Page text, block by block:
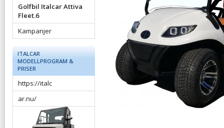
Golfbil Italcar Attiva
Fleet.6
Kampanjer
ITALCAR
MODELLPROGRAM &
PRISER
https://italc
ar.nu/